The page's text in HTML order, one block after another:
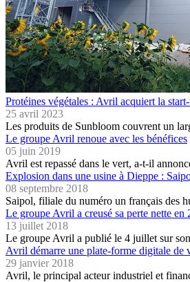
Protéines végétales : Avril acquiert la
25 avril 2023
Les produits de Sunbloom couvrent un
Le groupe Avril renoue avec les bénéfices
05 juin 2019
Avril est repassé dans le vert, a-t-il
Explosion dans une usine à Dieppe :
08 septembre 2018
Saipol, filiale du numéro un français des
Le groupe Avril a creusé sa perte nette en
13 juillet 2018
Le groupe Avril a publié le 4 juillet sur
Avril démarre une plate-forme digitale de
29 janvier 2018
Avril, le principal acteur industriel et